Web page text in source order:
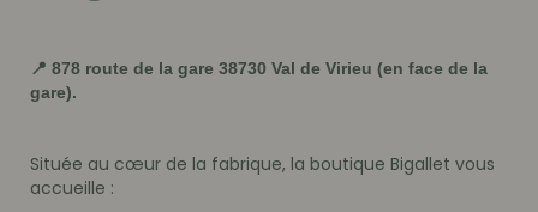
📍 878 route de la gare 38730 Val de Virieu (en face de la
gare).
Située au cœur de la fabrique, la boutique Bigallet vous
accueille :